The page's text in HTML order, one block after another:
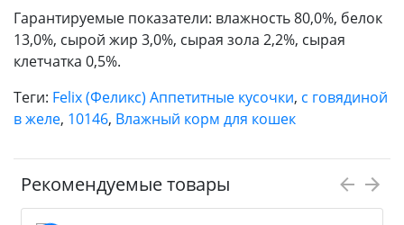
Гарантируемые показатели: влажность 80,0%, белок
13,0%, сырой жир 3,0%, сырая зола 2,2%, сырая
клетчатка 0,5%.
Теги: Felix (Феликс) Аппетитные кусочки, с говядиной
в желе, 10146, Влажный корм для кошек
Рекомендуемые товары